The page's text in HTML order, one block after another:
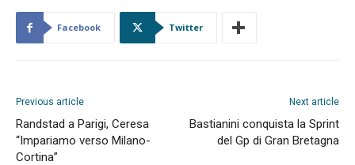
Facebook Twitter
Previous article
Randstad a Parigi, Ceresa
“Impariamo verso Milano-
Cortina”
Next article
Bastianini conquista la Sprint
del Gp di Gran Bretagna